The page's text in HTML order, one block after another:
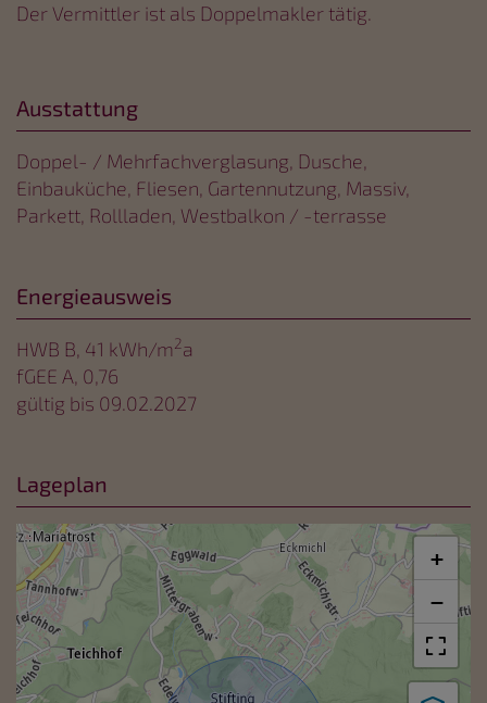
Der Vermittler ist als Doppelmakler tätig.
Ausstattung
Doppel- / Mehrfachverglasung Dusche
Einbauküche Fliesen Gartennutzung Massiv
Parkett Rollladen Westbalkon / -terrasse
Energieausweis
HWB B, 41 kWh/m2a
fGEE A, 0,76
gültig bis 09.02.2027
Lageplan
+
−